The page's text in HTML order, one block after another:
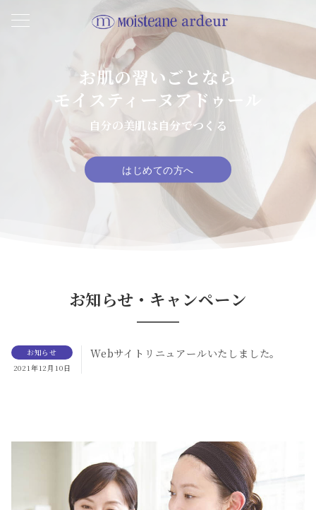
お肌の習いごとなら
モイスティーヌアドゥール
自分の美肌は自分でつくる
はじめての方へ
お肌の習いごとなら
モイスティーヌアドゥール
自分の美肌は自分でつくる
はじめての方へ
お肌の習いごとなら
モイスティーヌアドゥール
自分の美肌は自分でつくる
はじめての方へ
お知らせ・キャンペーン
お知らせ
2021年12月10日
Webサイトリニュアールいたしました。